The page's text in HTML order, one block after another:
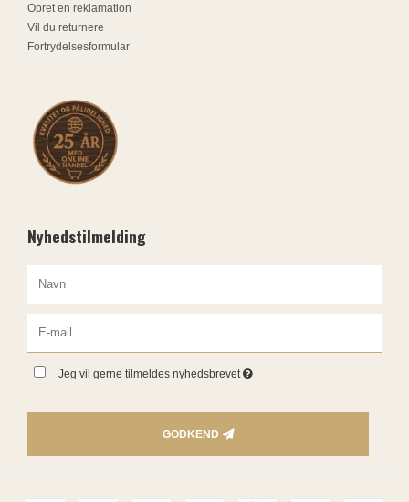
Opret en reklamation
Vil du returnere
Fortrydelsesformular
Nyhedstilmelding
Jeg vil gerne tilmeldes nyhedsbrevet
GODKEND